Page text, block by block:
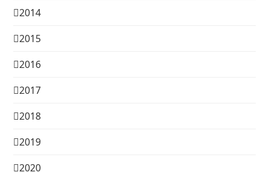
2014
2015
2016
2017
2018
2019
2020